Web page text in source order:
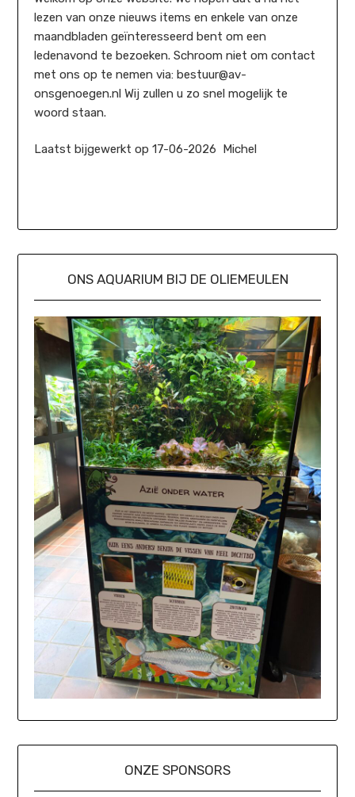
lezen van onze nieuws items en enkele van onze
maandbladen geïnteresseerd bent om een
ledenavond te bezoeken. Schroom niet om contact
met ons op te nemen via: bestuur@av-
onsgenoegen.nl Wij zullen u zo snel mogelijk te
woord staan.
Laatst bijgewerkt op 17-06-2026 Michel
ONS AQUARIUM BIJ DE OLIEMEULEN
ONZE SPONSORS